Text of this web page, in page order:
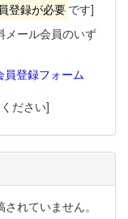
登録が必要 です]
メール会員のいず
員登録フォーム
ださい]
れていません。